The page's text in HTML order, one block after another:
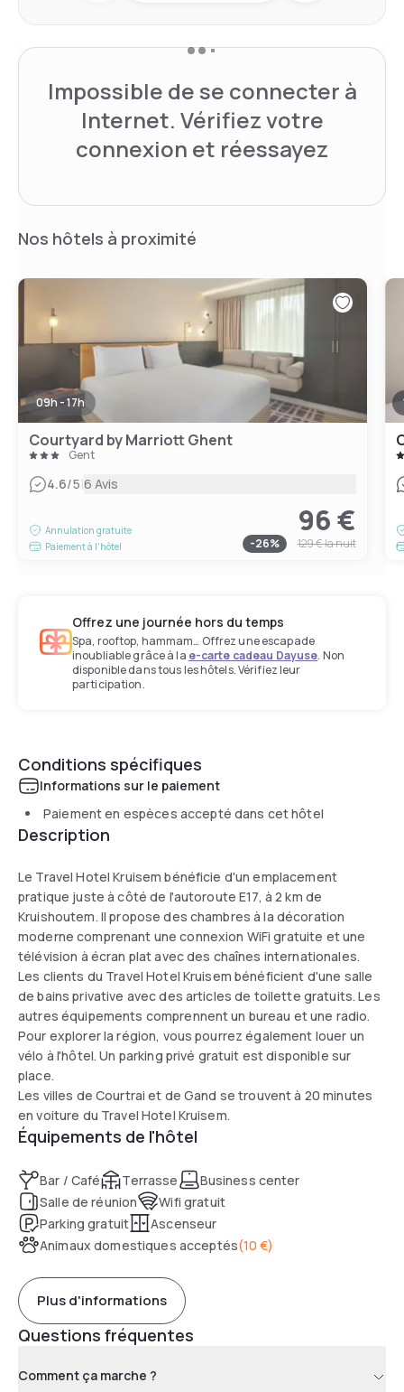
Impossible de se connecter à
Internet. Vérifiez votre
connexion et réessayez
Nos hôtels à proximité
09h - 17h
Courtyard by Marriott Ghent
Gent
4.6/5|6 Avis
Annulation gratuite
Paiement à l'hôtel
96 €
-26% 129 €la nuit
Offrez une journée hors du temps
Spa, rooftop, hammam… Offrez une escapade
inoubliable grâce à la e-carte cadeau Dayuse. Non
disponible dans tous les hôtels. Vérifiez leur
participation.
Conditions spécifiques
Informations sur le paiement
Paiement en espèces accepté dans cet hôtel
Description
Le Travel Hotel Kruisem bénéficie d'un emplacement
pratique juste à côté de l'autoroute E17, à 2 km de
Kruishoutem. Il propose des chambres à la décoration
moderne comprenant une connexion WiFi gratuite et une
télévision à écran plat avec des chaînes internationales.
Les clients du Travel Hotel Kruisem bénéficient d'une salle
de bains privative avec des articles de toilette gratuits. Les
autres équipements comprennent un bureau et une radio.
Pour explorer la région, vous pourrez également louer un
vélo à l'hôtel. Un parking privé gratuit est disponible sur
place.
Les villes de Courtrai et de Gand se trouvent à 20 minutes
en voiture du Travel Hotel Kruisem.
Équipements de l'hôtel
Bar / Café Terrasse
Business center
Salle de réunion
Wifi gratuit
Parking gratuit
Ascenseur
Animaux domestiques acceptés(10 €)
Plus d'informations
Questions fréquentes
Comment ça marche ?